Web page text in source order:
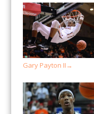
Gary Payton II →